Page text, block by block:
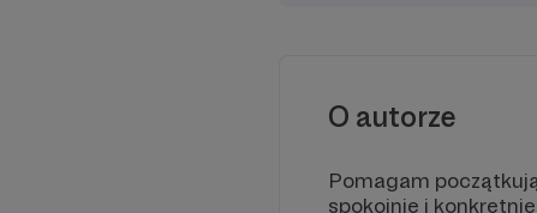
O autorze
Pomagam
spokojnie i